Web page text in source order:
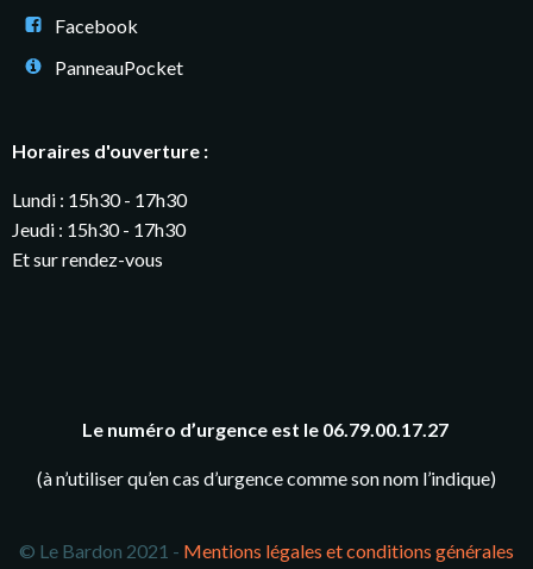
Facebook
PanneauPocket
Horaires d'ouverture :
Lundi : 15h30 - 17h30
Jeudi : 15h30 - 17h30
Et sur rendez-vous
Le numéro d’urgence est le 06.79.00.17.27
(à n’utiliser qu’en cas d’urgence comme son nom l’indique)
© Le Bardon 2021 - Mentions légales et conditions générales